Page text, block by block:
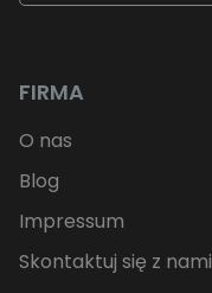
FIRMA
O nas
Blog
Impressum
Skontaktuj się z nami